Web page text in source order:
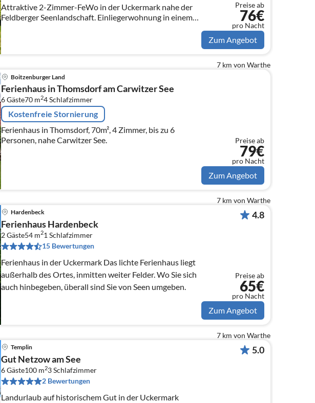
Attraktive 2-Zimmer-FeWo in der Uckermark nahe der
Feldberger Seenlandschaft. Einliegerwohnung in einem
mehr als 100 Jahre alten Bauernhaus mitten im 200
Seelen-Ort Thomsdorf.
Preise ab
76€
pro Nacht
Zum Angebot
7 km von Warthe
Boitzenburger Land
Ferienhaus in Thomsdorf am Carwitzer See
6 Gäste70 m24Schlafzimmer
Kostenfreie Stornierung
Ferienhaus in Thomsdorf, 70m², 4 Zimmer, bis zu 6
Personen, nahe Carwitzer See.
Preise ab
79€
pro Nacht
Zum Angebot
7 km von Warthe
Hardenbeck
Ferienhaus Hardenbeck
2 Gäste54 m21 Schlafzimmer
15 Bewertungen
Ferienhaus in der Uckermark Das lichte Ferienhaus liegt
außerhalb des Ortes, inmitten weiter Felder. Wo Sie sich
auch hinbegeben, überall sind Sie von Seen umgeben.
4.8
Preise ab
65€
pro Nacht
Zum Angebot
7 km von Warthe
Templin
Gut Netzow am See
6 Gäste100 m23Schlafzimmer
2 Bewertungen
Landurlaub auf historischem Gut in der Uckermark
5.0